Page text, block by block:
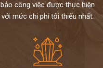
bảo công việc được thực hiện
với mức chi phí tối thiểu nhất.